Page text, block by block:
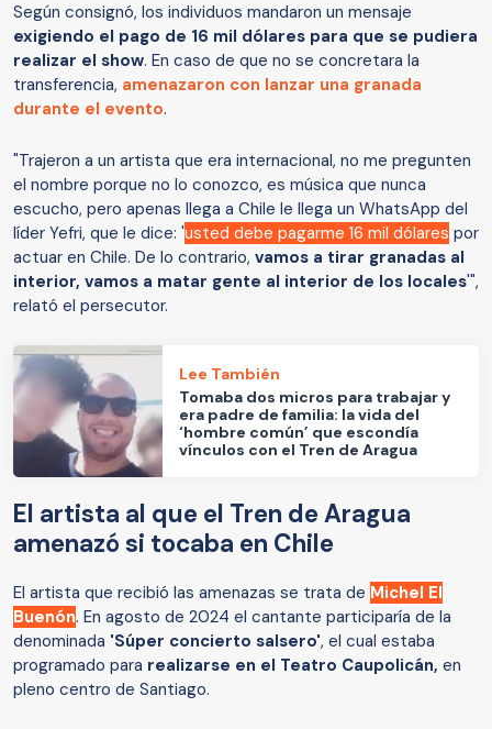
Según consignó, los individuos mandaron un mensaje
exigiendo el pago de 16 mil dólares para que se pudiera
realizar el show. En caso de que no se concretara la
transferencia, amenazaron con lanzar una granada
durante el evento.
"Trajeron a un artista que era internacional, no me pregunten
el nombre porque no lo conozco, es música que nunca
escucho, pero apenas llega a Chile le llega un WhatsApp del
líder Yefri, que le dice: 'usted debe pagarme 16 mil dólares por
actuar en Chile. De lo contrario, vamos a tirar granadas al
interior, vamos a matar gente al interior de los locales'",
relató el persecutor.
Lee También
Tomaba dos micros para trabajar y
era padre de familia: la vida del
‘hombre común’ que escondía
vínculos con el Tren de Aragua
El artista al que el Tren de Aragua
amenazó si tocaba en Chile
El artista que recibió las amenazas se trata de Michel El
Buenón. En agosto de 2024 el cantante participaría de la
denominada 'Súper concierto salsero', el cual estaba
programado para realizarse en el Teatro Caupolicán, en
pleno centro de Santiago.